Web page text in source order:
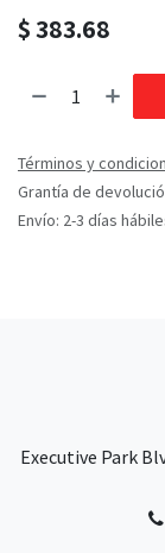
$383.68
Términos y
Grantía de
Envío: 2-3 días
Executive Park